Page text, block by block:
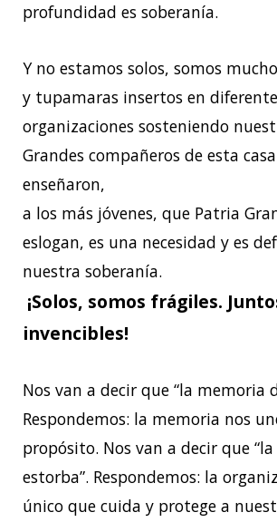
profundidad es soberanía.
Y no estamos solos, somos
y tupamaras insertos en
organizaciones sosteniendo
Grandes compañeros de esta
enseñaron,
a los más jóvenes, que Patria
eslogan, es una necesidad y es
nuestra soberanía.
¡Solos, somos frágiles.
invencibles!
Nos van a decir que “la memoria
Respondemos: la memoria nos
propósito. Nos van a decir que
estorba”. Respondemos: la
único que cuida y protege a